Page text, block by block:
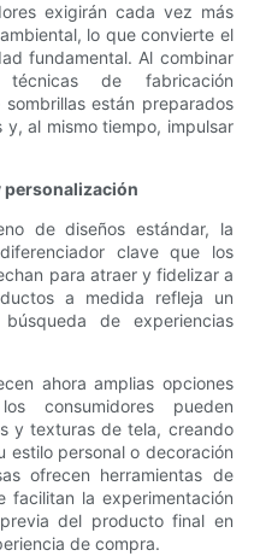
exigirán cada vez más
lo que convierte el
fundamental. Al combinar
de fabricación
están preparados
al mismo tiempo, impulsar
personalización
de diseños estándar, la
clave que los
para atraer y fidelizar a
a medida refleja un
de experiencias
ahora amplias opciones
consumidores pueden
y texturas de tela, creando
estilo personal o decoración
ofrecen herramientas de
facilitan la experimentación
del producto final en
de compra.